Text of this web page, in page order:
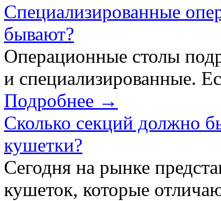
Специализированные
бывают?
Операционные столы
и специализированные.
Подробнее →
Сколько секций должно
кушетки?
Сегодня на рынке
кушеток, которые